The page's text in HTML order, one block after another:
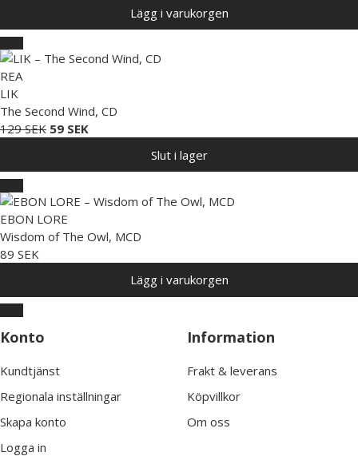
Lägg i varukorgen
REA
LIK
The Second Wind, CD
129 SEK 59 SEK
Slut i lager
EBON LORE
Wisdom of The Owl, MCD
89 SEK
Lägg i varukorgen
Konto
Kundtjänst
Regionala inställningar
Skapa konto
Logga in
Information
Frakt & leverans
Köpvillkor
Om oss